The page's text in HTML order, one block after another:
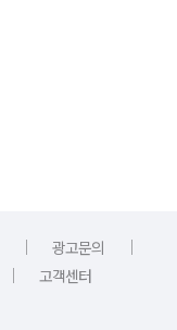
｜ 광고문의
｜
｜ 고객센터